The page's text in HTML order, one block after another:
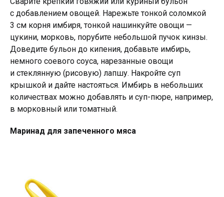
с добавлением овощей. Нарежьте тонкой соломкой
3 см корня имбиря, тонкой нашинкуйте овощи —
цукини, морковь, порубите небольшой пучок кинзы.
Доведите бульон до кипения, добавьте имбирь,
немного соевого соуса, нарезанные овощи
и стеклянную (рисовую) лапшу. Накройте суп
крышкой и дайте настояться. Имбирь в небольших
количествах можно добавлять и суп-пюре, например,
в морковный или томатный.
Маринад для запеченного мяса